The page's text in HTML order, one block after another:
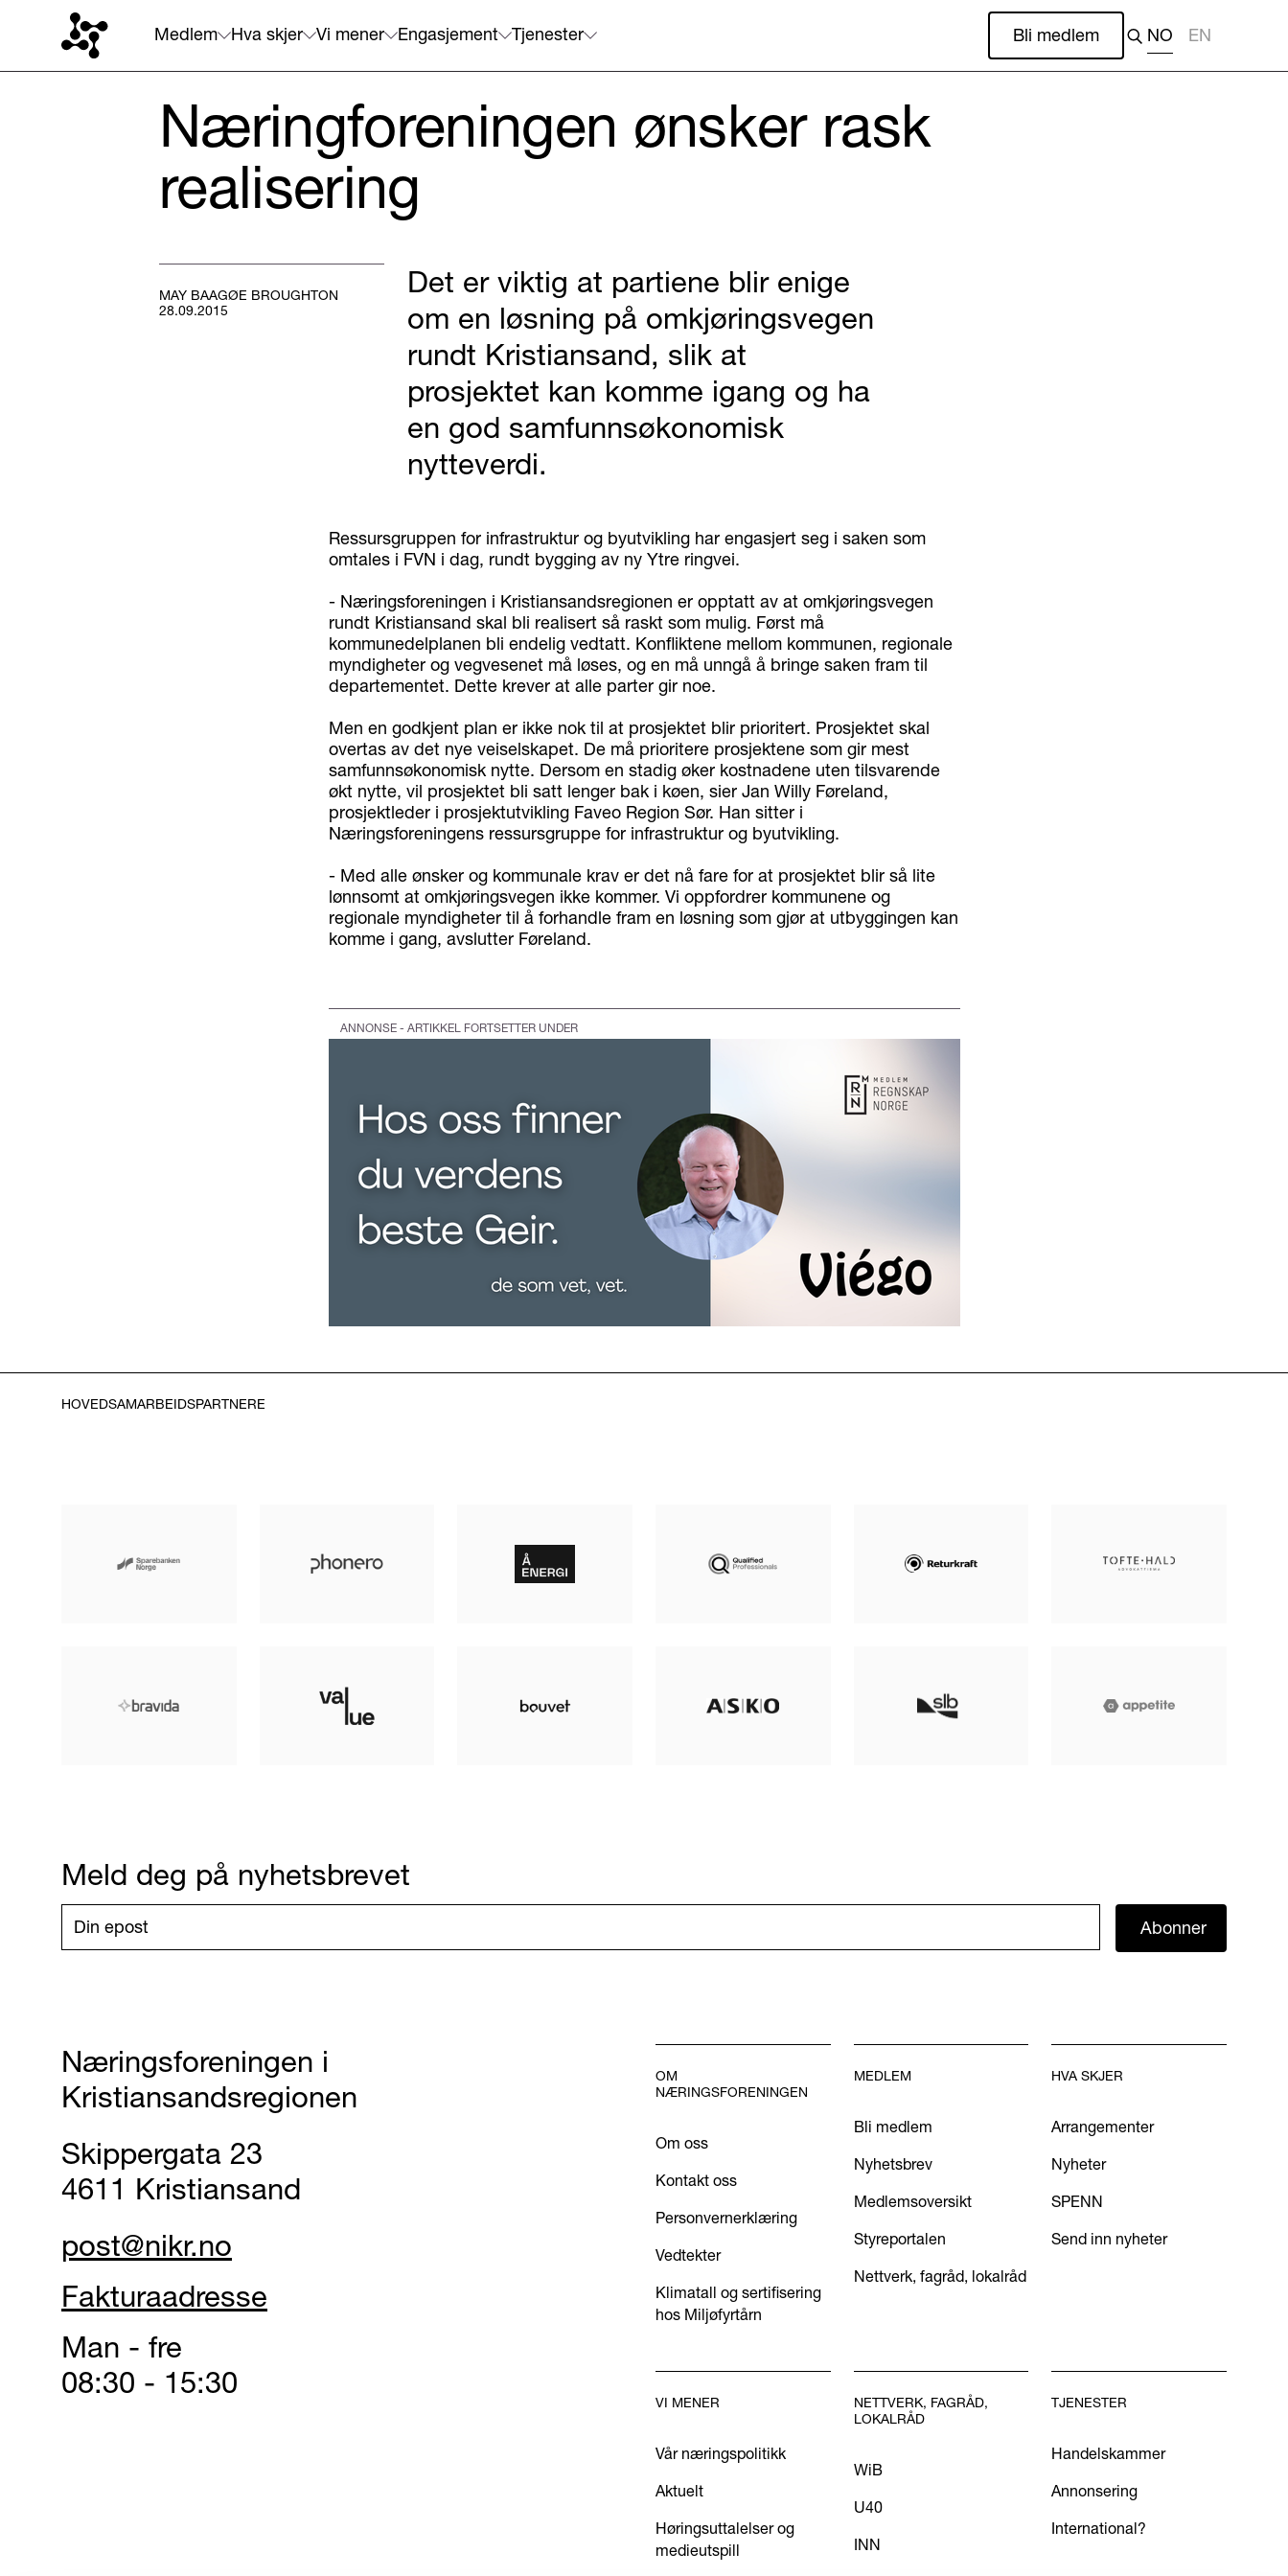
Medlem Hva skjer Vi mener Engasjement Tjenester Bli medlem NO EN
Næringforeningen ønsker rask
realisering
MAY BAAGØE BROUGHTON
28.09.2015
Det er viktig at partiene blir enige
om en løsning på omkjøringsvegen
rundt Kristiansand, slik at
prosjektet kan komme igang og ha
en god samfunnsøkonomisk
nytteverdi.
Ressursgruppen for infrastruktur og byutvikling har engasjert seg i saken som
omtales i FVN i dag, rundt bygging av ny Ytre ringvei.
- Næringsforeningen i Kristiansandsregionen er opptatt av at omkjøringsvegen
rundt Kristiansand skal bli realisert så raskt som mulig. Først må
kommunedelplanen bli endelig vedtatt. Konfliktene mellom kommunen, regionale
myndigheter og vegvesenet må løses, og en må unngå å bringe saken fram til
departementet. Dette krever at alle parter gir noe.
Men en godkjent plan er ikke nok til at prosjektet blir prioritert. Prosjektet skal
overtas av det nye veiselskapet. De må prioritere prosjektene som gir mest
samfunnsøkonomisk nytte. Dersom en stadig øker kostnadene uten tilsvarende
økt nytte, vil prosjektet bli satt lenger bak i køen, sier Jan Willy Føreland,
prosjektleder i prosjektutvikling Faveo Region Sør. Han sitter i
Næringsforeningens ressursgruppe for infrastruktur og byutvikling.
- Med alle ønsker og kommunale krav er det nå fare for at prosjektet blir så lite
lønnsomt at omkjøringsvegen ikke kommer. Vi oppfordrer kommunene og
regionale myndigheter til å forhandle fram en løsning som gjør at utbyggingen kan
komme i gang, avslutter Føreland.
ANNONSE - ARTIKKEL FORTSETTER UNDER
HOVEDSAMARBEIDSPARTNERE
Meld deg på nyhetsbrevet
Abonner
Næringsforeningen i
Kristiansandsregionen
Skippergata 23
4611 Kristiansand
post@nikr.no
Fakturaadresse
Man - fre
08:30 - 15:30
OM
NÆRINGSFORENINGEN
Om oss
Kontakt oss
Personvernerklæring
Vedtekter
Klimatall og sertifisering
hos Miljøfyrtårn
MEDLEM
Bli medlem
Nyhetsbrev
Medlemsoversikt
Styreportalen
Nettverk, fagråd, lokalråd
HVA SKJER
Arrangementer
Nyheter
SPENN
Send inn nyheter
VI MENER
Vår næringspolitikk
Aktuelt
Høringsuttalelser og
medieutspill
NETTVERK, FAGRÅD,
LOKALRÅD
WiB
U40
INN
TJENESTER
Handelskammer
Annonsering
International?